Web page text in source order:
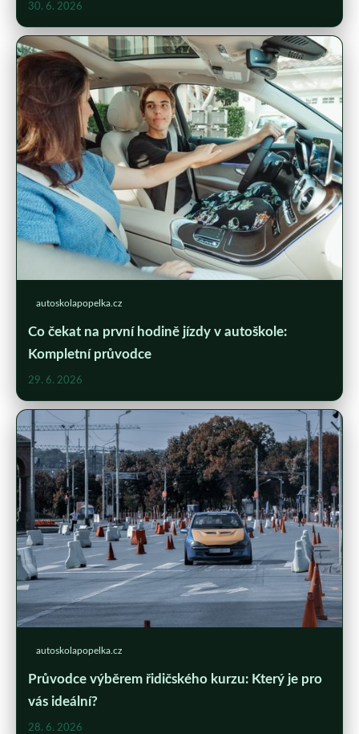
30. 6. 2026
autoskolapopelka.cz
Co čekat na první hodině jízdy v autoškole:
Kompletní průvodce
29. 6. 2026
autoskolapopelka.cz
Průvodce výběrem řidičského kurzu: Který je pro
vás ideální?
28. 6. 2026